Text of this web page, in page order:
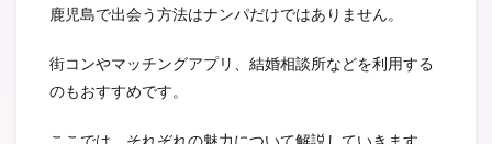
鹿児島で出会う方法はナンパだけではありません。
街コンやマッチングアプリ、結婚相談所などを利用する
のもおすすめです。